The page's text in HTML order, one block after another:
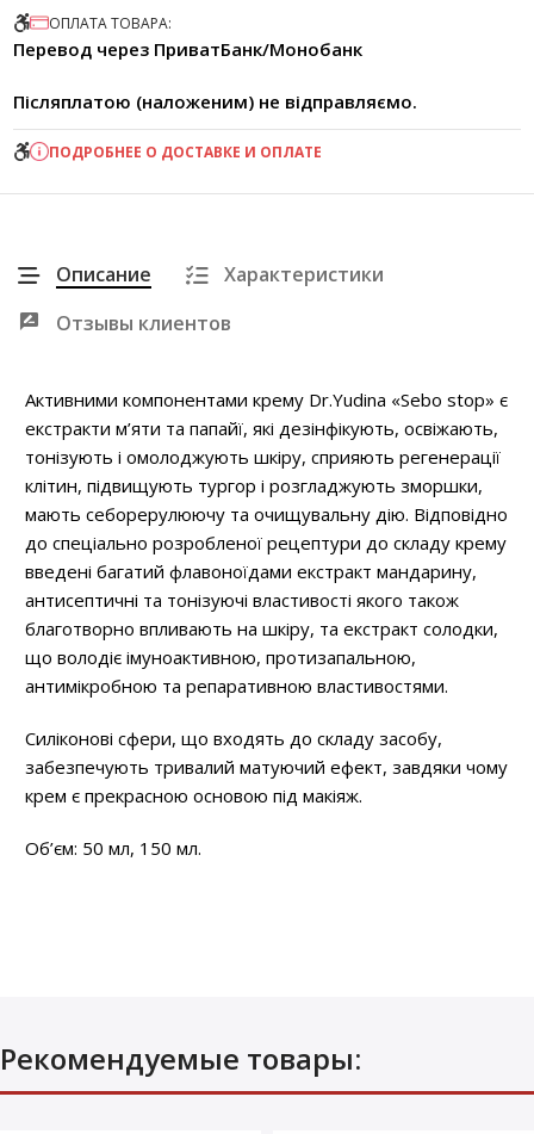
ОПЛАТА ТОВАРА:
Перевод через ПриватБанк/Монобанк
Післяплатою (наложеним) не відправляємо.
ПОДРОБНЕЕ О ДОСТАВКЕ И ОПЛАТЕ
Описание
Характеристики
Отзывы клиентов
Активними компонентами крему Dr.Yudina «Sebo stop» є
екстракти м’яти та папайї, які дезінфікують, освіжають,
тонізують і омолоджують шкіру, сприяють регенерації
клітин, підвищують тургор і розгладжують зморшки,
мають себорерулюючу та очищувальну дію. Відповідно
до спеціально розробленої рецептури до складу крему
введені багатий флавоноїдами екстракт мандарину,
антисептичні та тонізуючі властивості якого також
благотворно впливають на шкіру, та екстракт солодки,
що володіє імуноактивною, протизапальною,
антимікробною та репаративною властивостями.
Силіконові сфери, що входять до складу засобу,
забезпечують тривалий матуючий ефект, завдяки чому
крем є прекрасною основою під макіяж.
Об’єм: 50 мл, 150 мл.
Рекомендуемые товары: